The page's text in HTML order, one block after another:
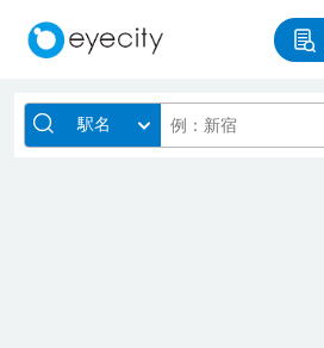
駅名